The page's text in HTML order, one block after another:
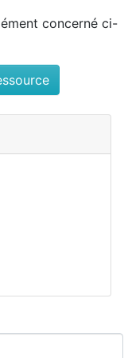
concerné ci-